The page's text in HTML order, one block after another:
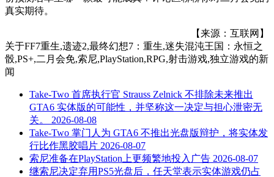
真实期待。
【来源：互联网】
关于FF7重生,遗迹2,最终幻想7：重生,迷失混沌王国：永恒之
骰,PS+,二月会免,索尼,PlayStation,RPG,射击游戏,独立游戏的新
闻
Take-Two 首席执行官 Strauss Zelnick 不排除未来推出
GTA6 实体版的可能性，并坚称这一决定与担心泄密无
关。
2026-08-08
Take-Two 掌门人为 GTA6 不推出光盘版辩护，将实体发
行比作黑胶唱片 2026-08-07
索尼准备在PlayStation上更频繁地投入广告 2026-08-07
继索尼决定弃用PS5光盘后，任天堂表示实体游戏仍占